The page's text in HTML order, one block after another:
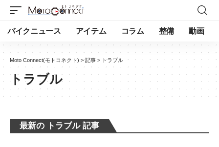
バイクニュース アイテム コラム 整備 動画
Moto Connect(モトコネクト) >記事 > トラブル
トラブル
最新の トラブル 記事